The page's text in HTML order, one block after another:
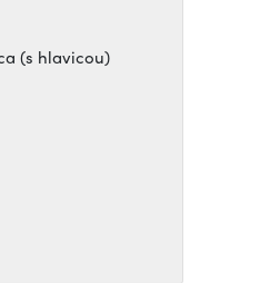
(s hlavicou)